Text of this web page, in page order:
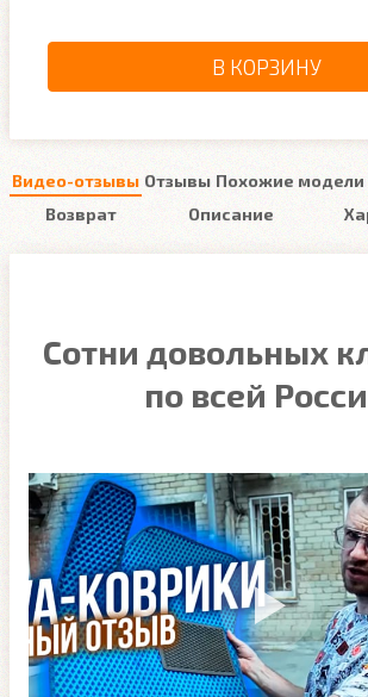
В КОРЗИНУ
Видео-отзывы Отзывы Похожие модели
Возврат
Описание
Сотни довольных
по всей